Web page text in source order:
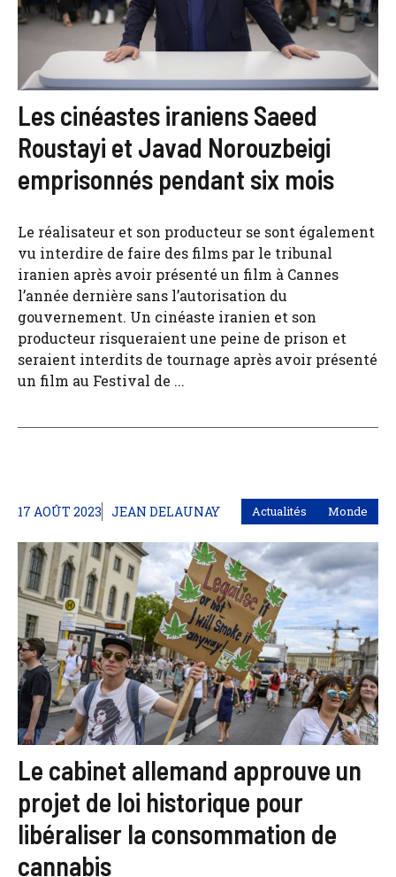
Les cinéastes iraniens Saeed
Roustayi et Javad Norouzbeigi
emprisonnés pendant six mois
Le réalisateur et son producteur se sont également
vu interdire de faire des films par le tribunal
iranien après avoir présenté un film à Cannes
l’année dernière sans l’autorisation du
gouvernement. Un cinéaste iranien et son
producteur risqueraient une peine de prison et
seraient interdits de tournage après avoir présenté
un film au Festival de ...
17 AOÛT 2023 JEAN DELAUNAY Actualités Monde
Le cabinet allemand approuve un
projet de loi historique pour
libéraliser la consommation de
cannabis